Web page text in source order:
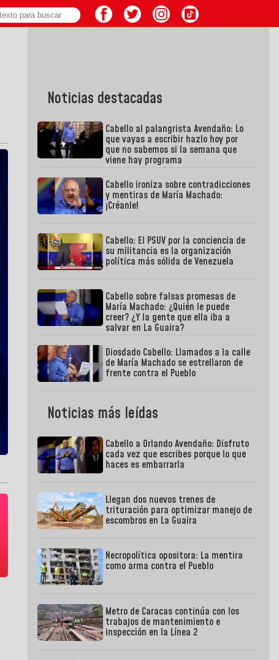
Noticias destacadas
Cabello al palangrista Avendaño: Lo
que vayas a escribir hazlo hoy por
que no sabemos si la semana que
viene hay programa
Cabello ironiza sobre contradicciones
y mentiras de María Machado:
¡Créanle!
Cabello: El PSUV por la conciencia de
su militancia es la organización
política más sólida de Venezuela
Cabello sobre falsas promesas de
María Machado: ¿Quién le puede
creer? ¿Y la gente que ella iba a
salvar en La Guaira?
Diosdado Cabello: Llamados a la calle
de María Machado se estrellaron de
frente contra el Pueblo
Noticias más leídas
Cabello a Orlando Avendaño: Disfruto
cada vez que escribes porque lo que
haces es embarrarla
Llegan dos nuevos trenes de
trituración para optimizar manejo de
escombros en La Guaira
Necropolítica opositora: La mentira
como arma contra el Pueblo
Metro de Caracas continúa con los
trabajos de mantenimiento e
inspección en la Línea 2